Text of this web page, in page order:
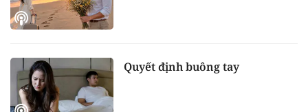
Quyết định buông tay